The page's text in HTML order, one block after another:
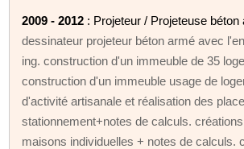
2009 - 2012 : Projeteur / Projeteuse béton
dessinateur projeteur béton armé avec
ing. construction d'un immeuble de 35
construction d'un immeuble usage de
d'activité artisanale et réalisation des
stationnement+notes de calculs.
maisons individuelles + notes de calculs.